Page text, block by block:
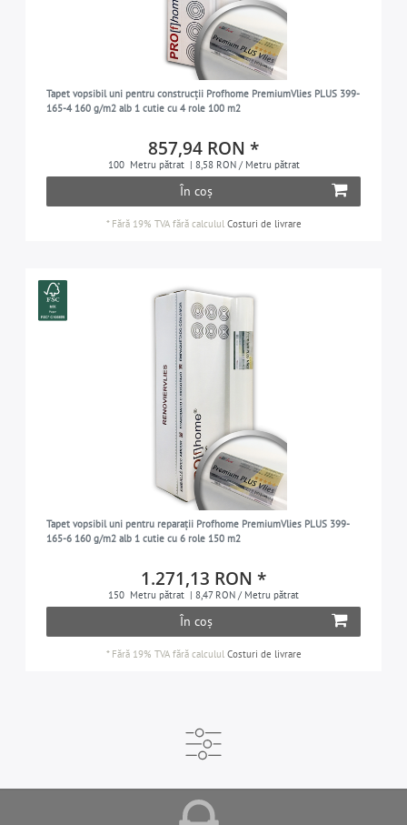
Tapet vopsibil uni pentru construcții Profhome PremiumVlies PLUS 399-
165-4 160 g/m2 alb 1 cutie cu 4 role 100 m2
857,94 RON *
100 Metru pătrat | 8,58 RON / Metru pătrat
În coș
* Fără 19% TVAfără calculul Costuri de livrare
Tapet vopsibil uni pentru reparații Profhome PremiumVlies PLUS 399-
165-6 160 g/m2 alb 1 cutie cu 6 role 150 m2
1.271,13 RON *
150 Metru pătrat | 8,47 RON / Metru pătrat
În coș
* Fără 19% TVAfără calculul Costuri de livrare